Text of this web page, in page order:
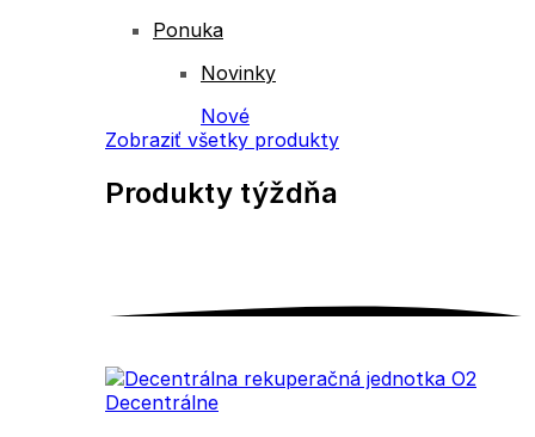
Ponuka
Novinky
Nové
Zobraziť všetky produkty
Produkty týždňa
Decentrálne